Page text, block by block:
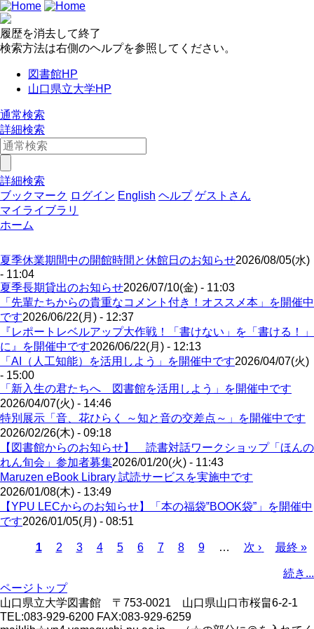
履歴を消去して終了
検索方法は右側のヘルプを参照してください。
図書館HP
山口県立大学HP
通常検索
詳細検索
詳細検索
ブックマーク ログイン English ヘルプ ゲストさん
マイライブラリ
ホーム
夏季休業期間中の開館時間と休館日のお知らせ2026/08/05(水)
- 11:04
夏季長期貸出のお知らせ2026/07/10(金) - 11:03
「先輩たちからの貴重なコメント付き！オススメ本」を開催中
です2026/06/22(月) - 12:37
『レポートレベルアップ大作戦！「書けない」を「書ける！」
に』を開催中です2026/06/22(月) - 12:13
「AI（人工知能）を活用しよう」を開催中です2026/04/07(火)
- 15:00
「新入生の君たちへ 図書館を活用しよう」を開催中です
2026/04/07(火) - 14:46
特別展示「音、花ひらく ～知と音の交差点～」を開催中です
2026/02/26(木) - 09:18
【図書館からのお知らせ】 読書対話ワークショップ「ほんの
れん旬会」参加者募集2026/01/20(火) - 11:43
Maruzen eBook Library 試読サービスを実施中です
2026/01/08(木) - 13:49
【YPU LECからのお知らせ】「本の福袋‟BOOK袋”」を開催中
です2026/01/05(月) - 08:51
ジ
送
り
カ
ト
ペ
ー
1
ペ
2
ペ
3
ペ
4
ペ
5
ペ
6
ペ
7
ペ
8
ペ
9 …
次
次 ›
最
ペ
ジ
最終 »
続き...
ページトップ
山口県立大学図書館 〒753-0021 山口県山口市桜畠6-2-1
TEL:083-929-6200 FAX:083-929-6259